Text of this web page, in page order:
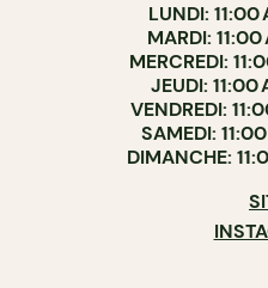
LUNDI: 11:00
MARDI: 11:00
MERCREDI:
JEUDI: 11:00
VENDREDI:
SAMEDI:
DIMANCHE: